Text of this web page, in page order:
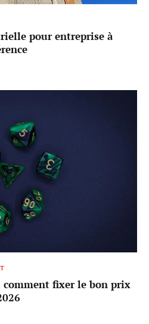
pour entreprise à
comment fixer le bon prix